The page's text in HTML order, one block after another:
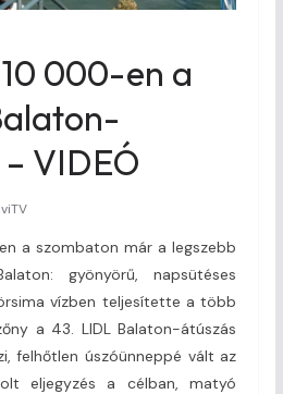
000-en a
VIDEÓ
a szombaton már a legszebb
gyönyörű, napsütéses
vízben teljesítette a több
a 43. LIDL Balaton-átúszás
felhőtlen úszóünneppé vált az
eljegyzés a célban, matyó